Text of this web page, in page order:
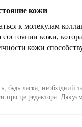
кожи
к молекулам
кожи,
кожи
ласка, необхідний
про це редактора.